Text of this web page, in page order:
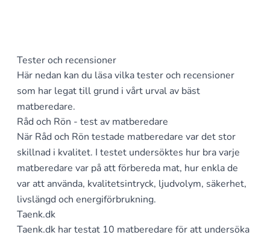
Tester och recensioner
Här nedan kan du läsa vilka tester och recensioner
som har legat till grund i vårt urval av bäst
matberedare.
Råd och Rön - test av matberedare
När Råd och Rön testade matberedare var det stor
skillnad i kvalitet. I testet undersöktes hur bra varje
matberedare var på att förbereda mat, hur enkla de
var att använda, kvalitetsintryck, ljudvolym, säkerhet,
livslängd och energiförbrukning.
Taenk.dk
Taenk.dk har testat 10 matberedare för att undersöka